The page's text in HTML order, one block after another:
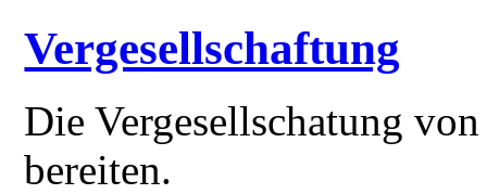
Vergesellschaftung
Die Vergesellschatung
bereiten.